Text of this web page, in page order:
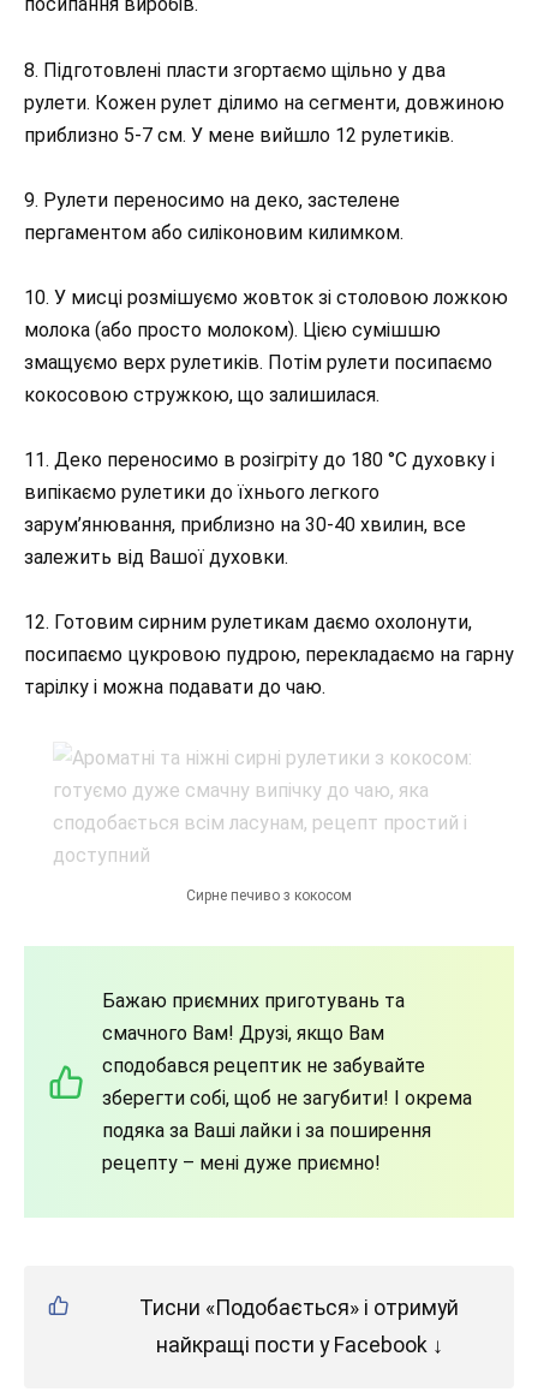
посипання виробів.
8. Підготовлені пласти згортаємо щільно у два
рулети. Кожен рулет ділимо на сегменти, довжиною
приблизно 5-7 см. У мене вийшло 12 рулетиків.
9. Рулети переносимо на деко, застелене
пергаментом або силіконовим килимком.
10. У мисці розмішуємо жовток зі столовою ложкою
молока (або просто молоком). Цією сумішшю
змащуємо верх рулетиків. Потім рулети посипаємо
кокосовою стружкою, що залишилася.
11. Деко переносимо в розігріту до 180 °С духовку і
випікаємо рулетики до їхнього легкого
зарум’янювання, приблизно на 30-40 хвилин, все
залежить від Вашої духовки.
12. Готовим сирним рулетикам даємо охолонути,
посипаємо цукровою пудрою, перекладаємо на гарну
тарілку і можна подавати до чаю.
Сирне печиво з кокосом
Бажаю приємних приготувань та
смачного Вам! Друзі, якщо Вам
сподобався рецептик не забувайте
зберегти собі, щоб не загубити! І окрема
подяка за Ваші лайки і за поширення
рецепту – мені дуже приємно!
Тисни «Подобається» і отримуй
найкращі пости у Facebook ↓